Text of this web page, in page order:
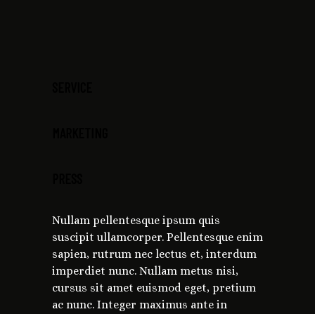
Nullam pellentesque ipsum quis
suscipit ullamcorper. Pellentesque enim
sapien, rutrum nec lectus et, interdum
imperdiet nunc. Nullam metus nisi,
cursus sit amet euismod eget, pretium
ac nunc. Integer maximus ante in